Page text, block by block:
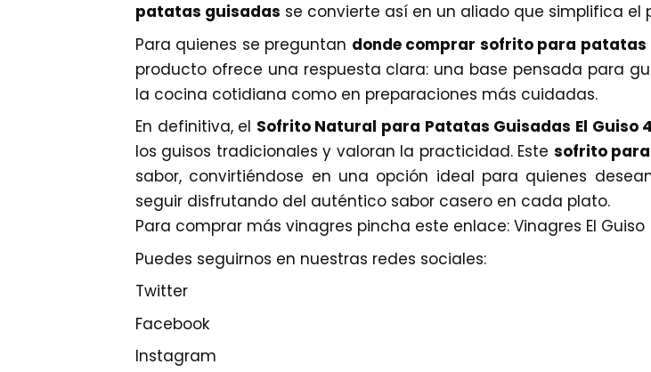
patatas guisadas se convierte así en un aliado que simplifica el
Para quienes se preguntan donde comprar sofrito para patatas
producto ofrece una respuesta clara: una base pensada para
la cocina cotidiana como en preparaciones más cuidadas.
En definitiva, el Sofrito Natural para Patatas Guisadas El Guiso
los guisos tradicionales y valoran la practicidad. Este sofrito
sabor, convirtiéndose en una opción ideal para quienes
seguir disfrutando del auténtico sabor casero en cada plato.
Para comprar más vinagres pincha este enlace: Vinagres El Guiso
Puedes seguirnos en nuestras redes sociales:
Twitter
Facebook
Instagram